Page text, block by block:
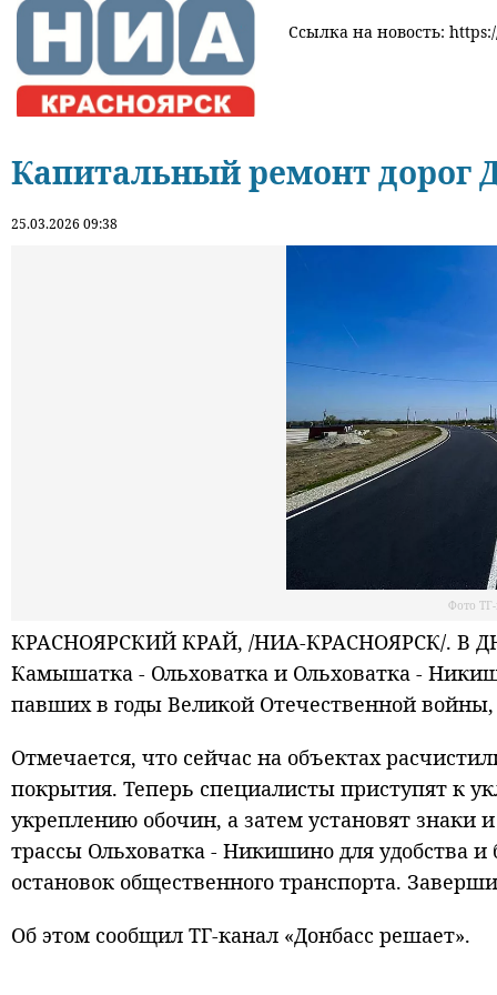
Ссылка на новость:
Капитальный ремонт дорог
25.03.2026 09:38
Фото
КРАСНОЯРСКИЙ КРАЙ, /НИА-КРАСНОЯРСК/. В
Камышатка - Ольховатка и Ольховатка -
павших в годы Великой Отечественной
Отмечается, что сейчас на объектах
покрытия. Теперь специалисты приступят к
укреплению обочин, а затем установят знаки
трассы Ольховатка - Никишино для удобства
остановок общественного транспорта.
Об этом сообщил ТГ-канал «Донбасс решает».